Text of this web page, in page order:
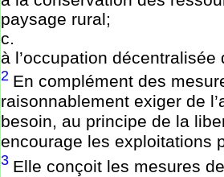
paysage rural;
c.
à l’occupation décentralisée
2 En complément des
raisonnablement exiger de
besoin, au principe de la
encourage les exploitations
3 Elle conçoit les mesures